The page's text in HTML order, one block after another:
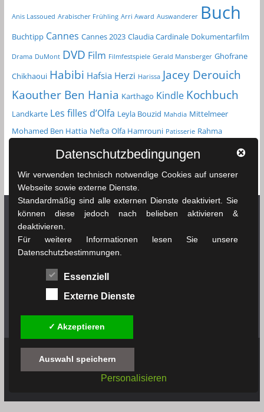
Anis Lassoued Arabischer Frühling Arri Award Auswanderer Buch
Buchtipp Cannes Cannes 2023 Claudia Cardinale Dokumentarfilm
Drama DuMont DVD Film Filmfestspiele Gerald Mansberger Ghofrane
Chikhaoui Habibi Hafsia Herzi Harissa Jacey Derouich
Kaouther Ben Hania Karthago Kindle Kochbuch
Landkarte Les filles d’Olfa Leyla Bouzid Mahdia Mittelmeer
Mohamed Ben Hattia Nefta Olfa Hamrouni Patisserie Rahma
Reiseführer Roman Sfax Spielfilm
sprachenlernen24.de Straßenkarte Taschenbuch Tozeur Tunesien
Tunis
Netzwerk Tunesienexplorer
News & Infos Tunesien - tunesienexplorer.de
Das Wetter in Tunesien - soussewetter.de
Tunesischer Fußball - tunesienfussball.de
Copyright © 2019 - 2026tunesienbuch.de
Datenschutzbedingungen
Wir verwenden technisch notwendige Cookies auf unserer
Webseite sowie externe Dienste.
Standardmäßig sind alle externen Dienste deaktiviert. Sie
können diese jedoch nach belieben aktivieren &
deaktivieren.
Für weitere Informationen lesen Sie unsere
Datenschutzbestimmungen.
Essenziell
Externe Dienste
✓ Akzeptieren
Auswahl speichern
Personalisieren